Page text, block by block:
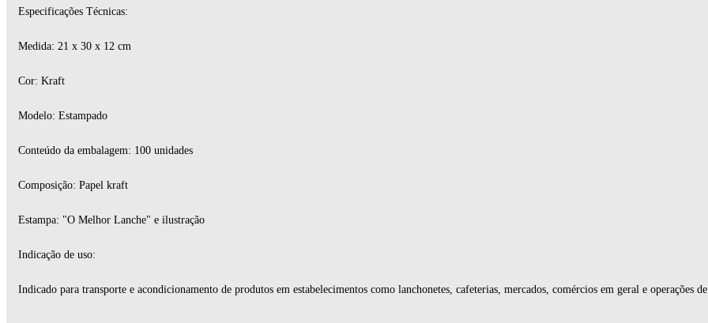
Especificações Técnicas:
Medida: 21 x 30 x 12 cm
Cor: Kraft
Modelo: Estampado
Conteúdo da embalagem: 100 unidades
Composição: Papel kraft
Estampa: "O Melhor Lanche" e ilustração
Indicação de uso:
Indicado para transporte e acondicionamento de produtos em estabelecimentos como lanchonetes, cafeterias, mercados, comércios em geral e operações